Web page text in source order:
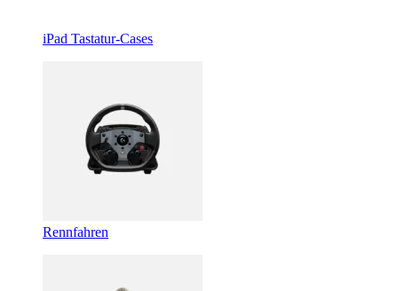
iPad Tastatur-Cases
Rennfahren